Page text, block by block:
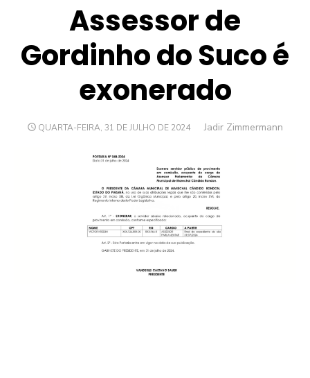
Assessor de
Gordinho do Suco é
exonerado
POSTED
QUARTA-FEIRA, 31 DE JULHO DE 2024 Author
Jadir Zimmermann